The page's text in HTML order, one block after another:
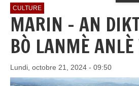
CULTURE
MARIN - AN
BÒ LANMÈ
Lundi, octobre 21, 2024 - 09:50